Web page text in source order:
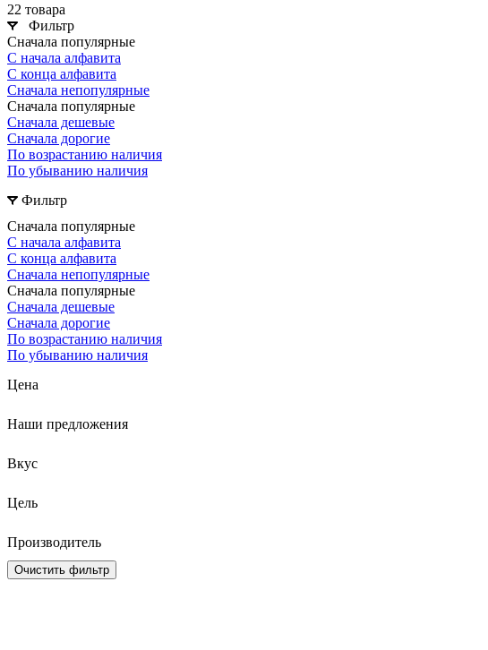
22 товара
Фильтр
Сначала популярные
С начала алфавита
С конца алфавита
Сначала непопулярные
Сначала популярные
Сначала дешевые
Сначала дорогие
По возрастанию наличия
По убыванию наличия
Фильтр
Сначала популярные
С начала алфавита
С конца алфавита
Сначала непопулярные
Сначала популярные
Сначала дешевые
Сначала дорогие
По возрастанию наличия
По убыванию наличия
Цена
Наши предложения
Вкус
Цель
Производитель
Очистить фильтр